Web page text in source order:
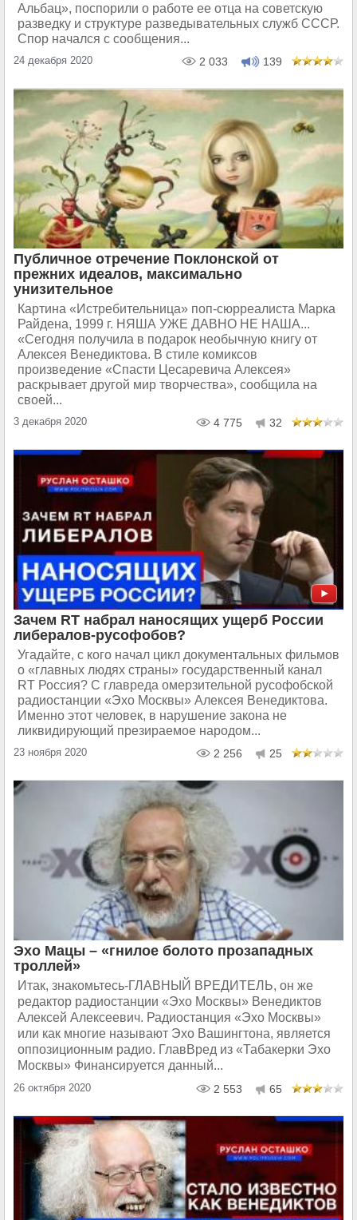
Альбац», поспорили о работе ее отца на советскую
разведку и структуре разведывательных служб СССР.
Спор начался с сообщения...
24 декабря 2020 2 033 139
Публичное отречение Поклонской от
прежних идеалов, максимально
унизительное
Картина «Истребительница» поп-сюрреалиста Марка
Райдена, 1999 г. НЯША УЖЕ ДАВНО НЕ НАША...
«Сегодня получила в подарок необычную книгу от
Алексея Венедиктова. В стиле комиксов
произведение «Спасти Цесаревича Алексея»
раскрывает другой мир творчества», сообщила на
своей...
3 декабря 2020 4 775 32
Зачем RT набрал наносящих ущерб России
либералов-русофобов?
Угадайте, с кого начал цикл документальных фильмов
о «главных людях страны» государственный канал
RT Россия? С главреда омерзительной русофобской
радиостанции «Эхо Москвы» Алексея Венедиктова.
Именно этот человек, в нарушение закона не
ликвидирующий презираемое народом...
23 ноября 2020 2 256 25
Эхо Мацы – «гнилое болото прозападных
троллей»
Итак, знакомьтесь-ГЛАВНЫЙ ВРЕДИТЕЛЬ, он же
редактор радиостанции «Эхо Москвы» Венедиктов
Алексей Алексеевич. Радиостанция «Эхо Москвы»
или как многие называют Эхо Вашингтона, является
оппозиционным радио. ГлавВред из «Табакерки Эхо
Москвы» Финансируется данный...
26 октября 2020 2 553 65